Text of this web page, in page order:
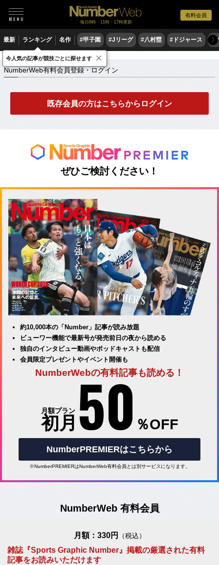
有料会員
毎日6時・11時・17時更新
最新 ランキング 名作 #甲子園 #Jリーグ #八村塁 #ドジャース #
〉
NumberWeb有料会員登録・ログイン
NumberWeb有料会員登録・ログイン
既存会員の方はこちらからログイン
ぜひご検討ください！
約10,000本の「Number」記事が読み放題
ビューワー機能で最新号が発売前日の夜から読める
独自のインタビュー動画やポッドキャストも配信
会員限定プレゼントやイベント開催も
NumberWebの有料記事も読める！
月額プラン
初月 50 ％OFF
NumberPREMIERはこちらから
※NumberPREMIERはNumberWeb有料会員とは別サービスになります。
NumberWeb 有料会員
月額：330円 （税込）
雑誌『Sports Graphic Number』掲載の厳選された有料
記事をお読みいただけます
今人気の記事が競技ごとに探せます ×